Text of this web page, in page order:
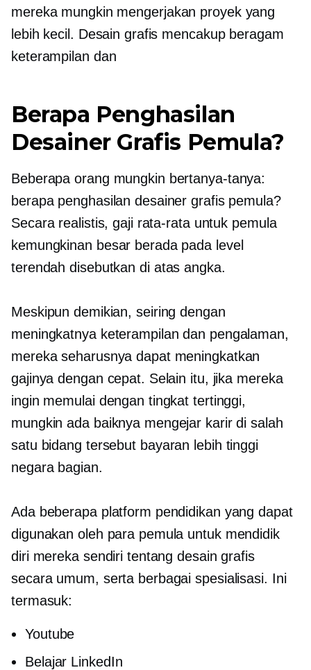
mereka mungkin mengerjakan proyek yang
lebih kecil. Desain grafis mencakup beragam
keterampilan dan
Berapa Penghasilan
Desainer Grafis Pemula?
Beberapa orang mungkin bertanya-tanya:
berapa penghasilan desainer grafis pemula?
Secara realistis, gaji rata-rata untuk pemula
kemungkinan besar berada pada level
terendahdisebutkan di atas angka.
Meskipun demikian, seiring dengan
meningkatnya keterampilan dan pengalaman,
mereka seharusnya dapat meningkatkan
gajinya dengan cepat. Selain itu, jika mereka
ingin memulai dengan tingkat tertinggi,
mungkin ada baiknya mengejar karir di salah
satu bidang tersebut bayaran lebih tinggi
negara bagian.
Ada beberapa platform pendidikan yang dapat
digunakan oleh para pemula untuk mendidik
diri mereka sendiri tentang desain grafis
secara umum, serta berbagai spesialisasi. Ini
termasuk:
Youtube
Belajar LinkedIn